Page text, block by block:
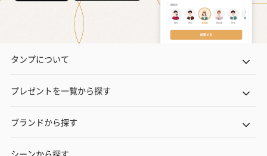
タンプについて
プレゼントを一覧から探す
ブランドから探す